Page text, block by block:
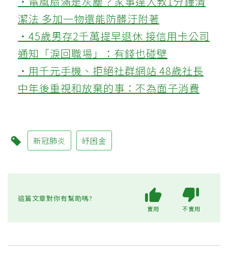
潔法 多加一物還能防髒汙附著
‧45歲男存2千萬提早退休 接信用卡公司
通知「淚回職場」：有錢也碰壁
‧用千元手機、拒絕社群網站 48歲社長
中年後重視和放棄的事：不為面子消費
新冠肺炎 紓困金
這篇文章對你有幫助嗎?
實用 不實用